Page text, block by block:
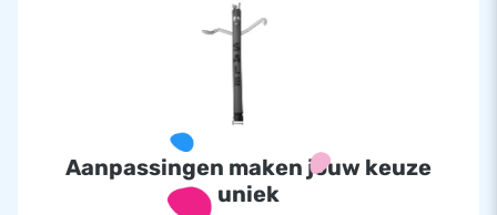
Aanpassingen maken jouw keuze
uniek